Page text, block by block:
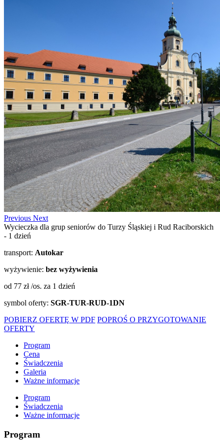
Previous Next
Wycieczka dla grup seniorów do Turzy Śląskiej i Rud Raciborskich
- 1 dzień
transport: Autokar
wyżywienie: bez wyżywienia
od 77 zł /os. za 1 dzień
symbol oferty: SGR-TUR-RUD-1DN
POBIERZ OFERTĘ W PDF POPROŚ O PRZYGOTOWANIE
OFERTY
Program
Cena
Świadczenia
Galeria
Ważne informacje
Program
Świadczenia
Ważne informacje
Program